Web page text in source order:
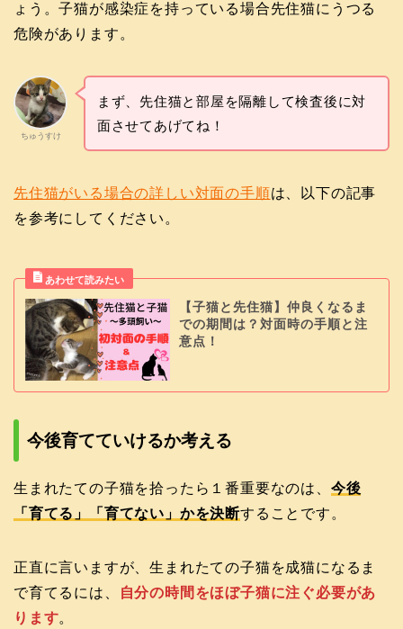
ょう。子猫が感染症を持っている場合先住猫にうつる
危険があります。
ちゅうすけ
まず、先住猫と部屋を隔離して検査後に対
面させてあげてね！
先住猫がいる場合の詳しい対面の手順は、以下の記事
を参考にしてください。
【子猫と先住猫】仲良くなるま
での期間は？対面時の手順と注
意点！
今後育てていけるか考える
生まれたての子猫を拾ったら１番重要なのは、 今後
「育てる」「育てない」かを決断することです。
正直に言いますが、生まれたての子猫を成猫になるま
で育てるには、
自分の時間をほぼ子猫に注ぐ必要があ
ります。